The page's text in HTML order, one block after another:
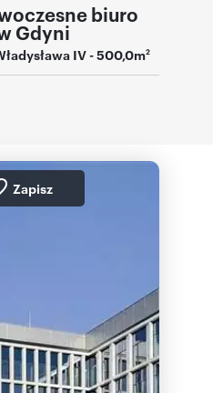
biuro
Gdyni
IV- 500,0m2
Zapisz